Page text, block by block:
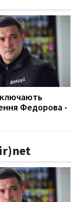
Федорова -